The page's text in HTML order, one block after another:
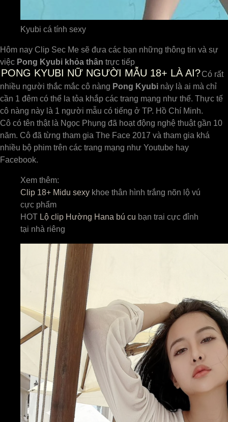
Kyubi cá tính sexy
Hôm nay Clip Sec Me sẽ đưa các bạn những thông tin và sự
việc Pong Kyubi khỏa thân trực tiếp
PONG KYUBI NỮ NGƯỜI MẪU 18+ LÀ AI?Có rất
nhiều người thắc mắc cô nàng Pong Kyubi này là ai mà chỉ
cần 1 đêm có thể la tỏa khắp các trang mạng như thế. Thực tế
cô nàng này là 1 người mẫu có tiếng ở TP. Hồ Chí Minh.
Cô có tên thật là Ngọc Phụng đã hoạt động nghệ thuật gần 10
năm. Cô đã từng tham gia The Face 2017 và tham gia khá
nhiều bộ phim trên các trang mạng như Youtube hay
Facebook.
Xem thêm:
Clip 18+ Midu sexy khoe thân hình trắng nõn lộ vú
cực phẩm
HOT Lộ clip Hường Hana bú cu bạn trai cực đỉnh
tại nhà riêng